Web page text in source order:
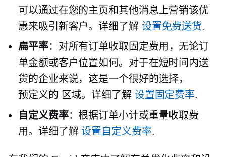
可以通过在您的主页和其他消息上营销该优
惠来吸引新客户。详细了解 设置免费送货.
扁平率：对所有订单收取固定费用，无论订
单金额或客户位置如何。对于在短时间内送
货的企业来说，这是一个很好的选择，
预定义的 区域。详细了解 设置固定费率.
自定义费率：根据订单小计或重量收取费
用。详细了解设置自定义费率.